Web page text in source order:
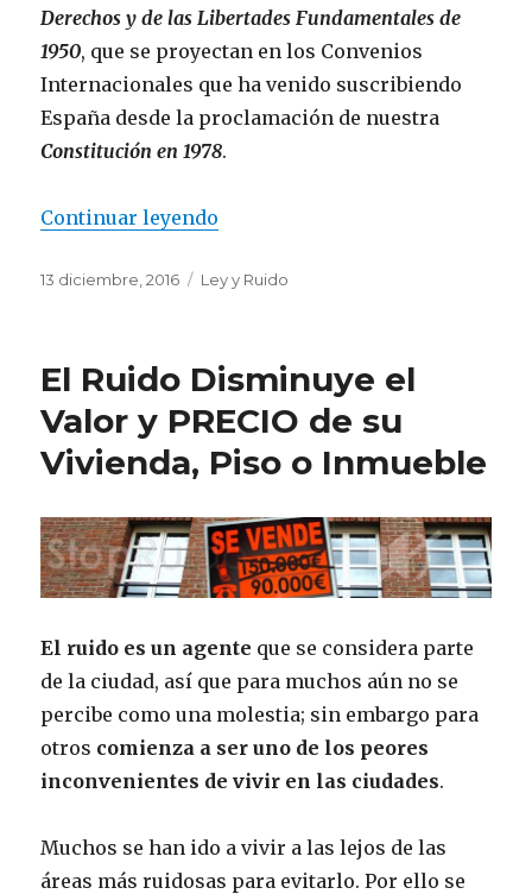
Derechos y de las Libertades Fundamentales de
1950, que se proyectan en los Convenios
Internacionales que ha venido suscribiendo
España desde la proclamación de nuestra
Constitución en 1978.
Continuar leyendo
Publicado
13 diciembre, 2016 Categorías
Ley y Ruido
El Ruido Disminuye el
Valor y PRECIO de su
Vivienda, Piso o Inmueble
El ruido es un agente que se considera parte
de la ciudad, así que para muchos aún no se
percibe como una molestia; sin embargo para
otros comienza a ser uno de los peores
inconvenientes de vivir en las ciudades.
Muchos se han ido a vivir a las lejos de las
áreas más ruidosas para evitarlo. Por ello se